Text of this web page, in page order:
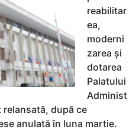
reabilitar
ea,
moderni
zarea și
dotarea
Palatului
Administ
după ce
anulată în luna martie.